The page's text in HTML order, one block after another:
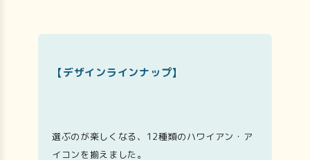
【デザインラインナップ】
選ぶのが楽しくなる、12種類のハワイアン・ア
イコンを揃えました。